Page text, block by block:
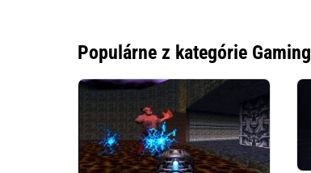
Populárne z kategórie Gaming